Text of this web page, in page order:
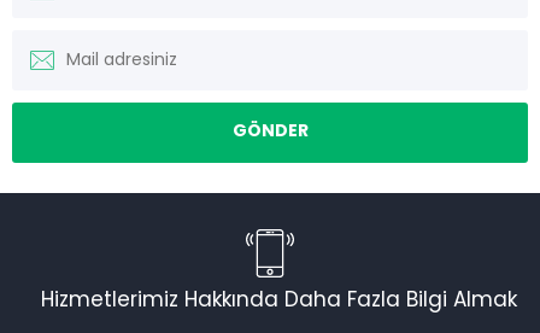
Hizmetlerimiz Hakkında Daha Fazla Bilgi Almak